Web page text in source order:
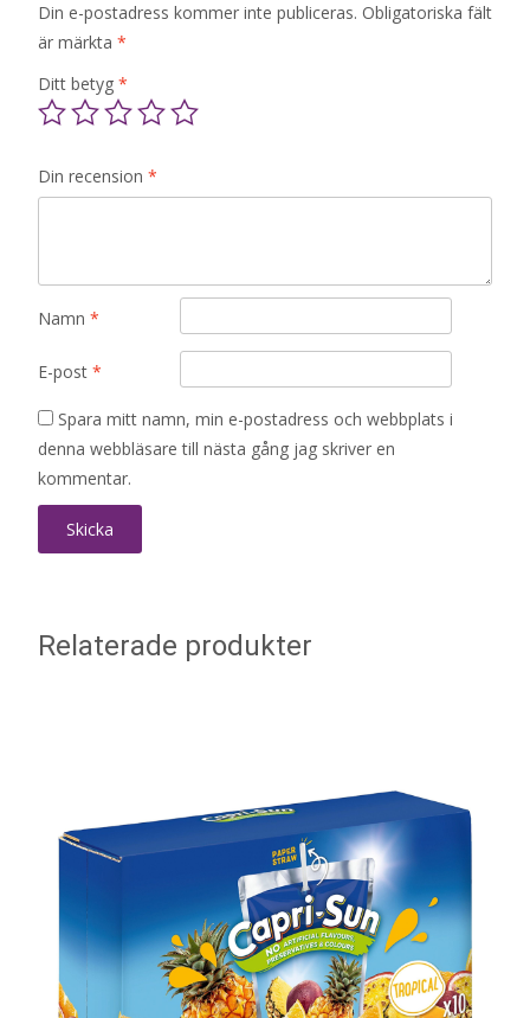
Din e-postadress kommer inte publiceras. Obligatoriska fält
är märkta *
Ditt betyg *
Din recension *
Namn *
E-post *
Spara mitt namn, min e-postadress och webbplats i
denna webbläsare till nästa gång jag skriver en
kommentar.
Relaterade produkter